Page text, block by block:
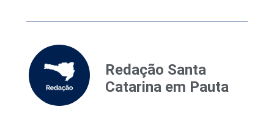
Redação Santa
Catarina em Pauta